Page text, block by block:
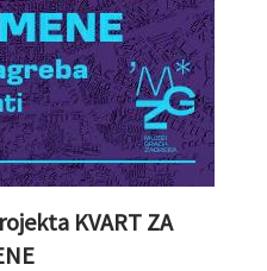
KVART ZA